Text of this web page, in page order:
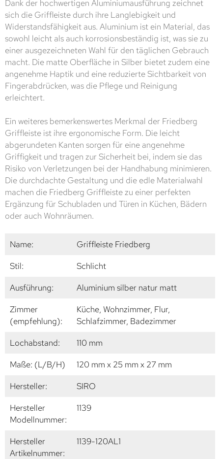
Dank der hochwertigen Aluminiumausführung zeichnet
sich die Griffleiste durch ihre Langlebigkeit und
Widerstandsfähigkeit aus. Aluminium ist ein Material, das
sowohl leicht als auch korrosionsbeständig ist, was sie zu
einer ausgezeichneten Wahl für den täglichen Gebrauch
macht. Die matte Oberfläche in Silber bietet zudem eine
angenehme Haptik und eine reduzierte Sichtbarkeit von
Fingerabdrücken, was die Pflege und Reinigung
erleichtert.
Ein weiteres bemerkenswertes Merkmal der Friedberg
Griffleiste ist ihre ergonomische Form. Die leicht
abgerundeten Kanten sorgen für eine angenehme
Griffigkeit und tragen zur Sicherheit bei, indem sie das
Risiko von Verletzungen bei der Handhabung minimieren.
Die durchdachte Gestaltung und die edle Materialwahl
machen die Friedberg Griffleiste zu einer perfekten
Ergänzung für Schubladen und Türen in Küchen, Bädern
oder auch Wohnräumen.
Name:
Griffleiste Friedberg
Stil:
Schlicht
Ausführung:
Aluminium silber natur matt
Zimmer
(empfehlung):
Küche, Wohnzimmer, Flur,
Schlafzimmer, Badezimmer
Lochabstand:
110 mm
Maße: (L/B/H)
120 mm x 25 mm x 27 mm
Hersteller:
SIRO
Hersteller
Modellnummer:
1139
Hersteller
Artikelnummer:
1139-120AL1